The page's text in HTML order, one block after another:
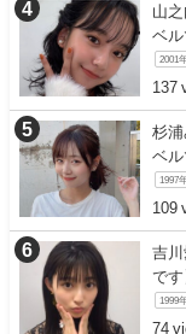
山
ベル
2001
137
杉
ベル
1997
109
吉
です
1999
74